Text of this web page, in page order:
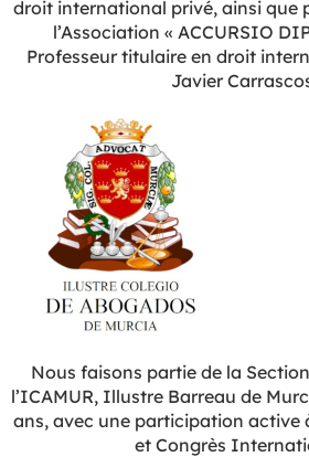
droit international privé, ainsi que
l’Association « ACCURSIO
Professeur titulaire en droit
Javier
Nous faisons partie de la
l’ICAMUR, Illustre Barreau de
ans, avec une participation active
et Congrès